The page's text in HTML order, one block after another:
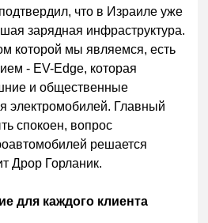
что в Израиле уже
зарядная инфраструктура.
которой мы являемся, есть
- EV-Edge, которая
и общественные
электромобилей. Главный
спокоен, вопрос
решается
Дрор Горланик.
для каждого клиента